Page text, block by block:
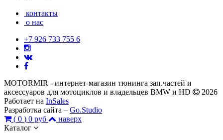
контакты
о нас
+7 926 733 755 6
MOTORMIR - интернет-магазин тюнинга зап.частей и
аксессуаров для мотоциклов и владельцев BMW и HD
2026
Работает на InSales
Разработка сайта – Go.Studio
( 0 ) 0 руб
наверх
Каталог